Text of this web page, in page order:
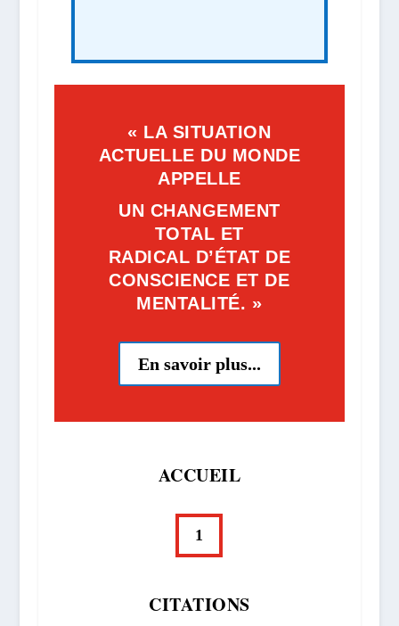
« LA SITUATION
ACTUELLE DU MONDE
APPELLE
UN CHANGEMENT
TOTAL ET
RADICAL D’ÉTAT DE
CONSCIENCE ET DE
MENTALITÉ. »
En savoir plus...
ACCUEIL
1
CITATIONS